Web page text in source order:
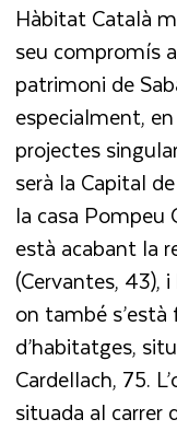
Hàbitat Català
seu compromís
patrimoni de
especialment,
projectes
serà la Capital
la casa Pompeu
està acabant la
(Cervantes, 43),
on també
d’habitatges,
Cardellach, 75.
situada al carrer